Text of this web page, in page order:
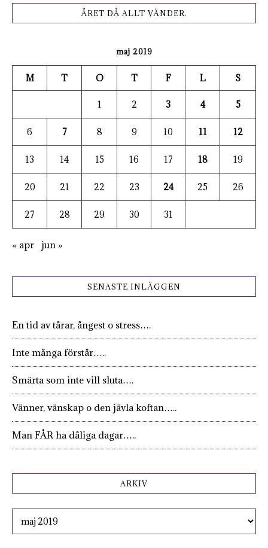
ÅRET DÅ ALLT VÄNDER.
maj 2019
M T O T F L S
1 2 3 4 5
6 7 8 9 10 11 12
13 14 15 16 17 18 19
20 21 22 23 24 25 26
27 28 29 30 31
« apr jun »
SENASTE INLÄGGEN
En tid av tårar, ångest o stress….
Inte många förstår…..
Smärta som inte vill sluta….
Vänner, vänskap o den jävla koftan…..
Man FÅR ha dåliga dagar…..
ARKIV
Arkiv